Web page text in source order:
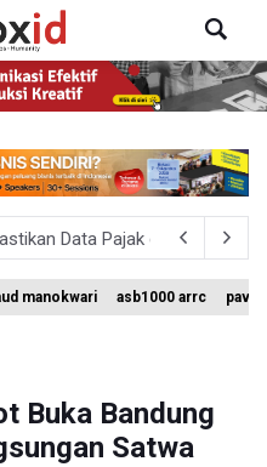
Data Pajak dan Aset
Persen Belum Cukup
Barat Tinjau Kembali
Ribu Siswa Masuk Program
manokwari asb1000 arrc
Buka Bandung
Satwa